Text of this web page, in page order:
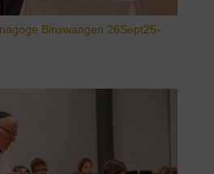
Binswangen 26Sept25-